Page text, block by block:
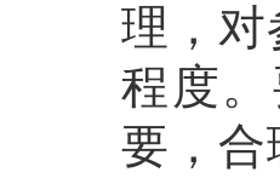
理，对
程度
要，合